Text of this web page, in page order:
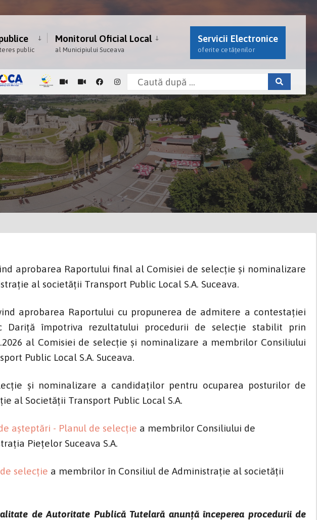
public
Monitorul Oficial Local
al Municipiului Suceava
Servicii Electronice
oferite cetățenilor
aprobarea Raportului final al Comisiei de selecție și nominalizare
al societății Transport Public Local S.A. Suceava.
aprobarea Raportului cu propunerea de admitere a contestației
Dariță împotriva rezultatului procedurii de selecție stabilit prin
al Comisiei de selecție și nominalizare a membrilor Consiliului
Public Local S.A. Suceava.
și nominalizare a candidaților pentru ocuparea posturilor de
al Societății Transport Public Local S.A.
așteptări - Planul de selecție a membrilor Consiliului de
Piețelor Suceava S.A.
selecție a membrilor în Consiliul de Administrație al societății
de Autoritate Publică Tutelară anunță începerea procedurii de